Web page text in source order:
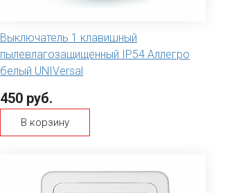
Выключатель 1 клавишный
пылевлагозащищенный IP54 Аллегро
белый UNIVersal
450 руб.
В корзину